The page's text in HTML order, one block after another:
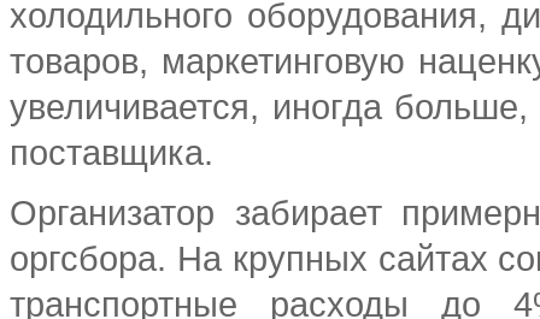
холодильного оборудования,
товаров, маркетинговую
увеличивается, иногда
поставщика.
Организатор забирает
оргсбора. На крупных сайтах
транспортные расходы до